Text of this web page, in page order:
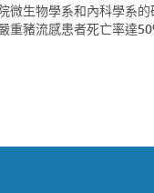
微生物學系和內科學系
重豬流感患者死亡率達